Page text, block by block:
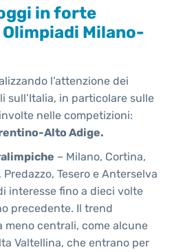
in forte
Milano-
l’attenzione dei
sull’Italia, in particolare sulle
nelle competizioni:
Alto Adige.
– Milano, Cortina,
Tesero e Anterselva
interesse fino a dieci volte
precedente. Il trend
centrali, come alcune
Valtellina, che entrano per